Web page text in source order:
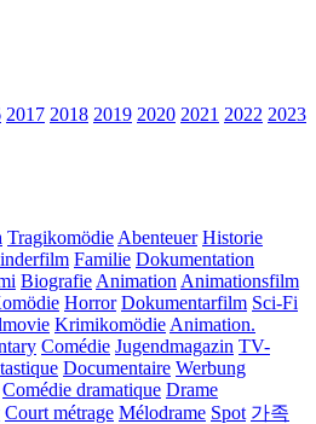
2017 2018 2019 2020 2021 2022 2023
Tragikomödie Abenteuer Historie
Familie Dokumentation
Biografie Animation Animationsfilm
Horror Dokumentarfilm Sci-Fi
Krimikomödie Animation.
Comédie Jugendmagazin TV-
Documentaire Werbung
Comédie dramatique Drame
Court métrage Mélodrame Spot 가족